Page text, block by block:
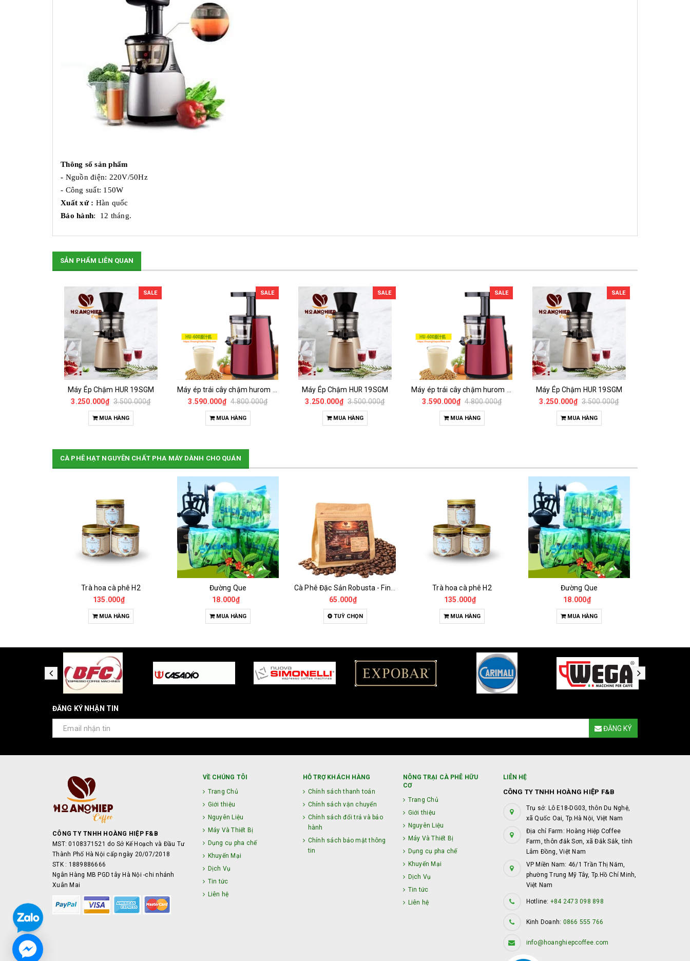
Thông số sản phẩm
- Nguồn điện: 220V/50Hz
- Công suất: 150W
Xuất xứ : Hàn quốc
Bảo hành: 12 tháng.
SẢN PHẨM LIÊN QUAN
SALE
Máy Ép Chậm HUR 19SGM
3.250.000₫ 3.500.000₫
MUA HÀNG
SALE
3.590.000₫ 4.800.000₫
MUA HÀNG
SALE
Máy Ép Chậm HUR 19SGM
3.250.000₫ 3.500.000₫
MUA HÀNG
SALE
3.590.000₫ 4.800.000₫
MUA HÀNG
SALE
Máy Ép Chậm HUR 19SGM
3.250.000₫ 3.500.000₫
MUA HÀNG
CÀ PHÊ HẠT NGUYÊN CHẤT PHA MÁY DÀNH CHO QUÁN
Trà hoa cà phê H2
135.000₫
MUA HÀNG
Đường Que
18.000₫
MUA HÀNG
65.000₫
TUỲ CHỌN
Trà hoa cà phê H2
135.000₫
MUA HÀNG
Đường Que
18.000₫
MUA HÀNG
ĐĂNG KÝ NHẬN TIN
ĐĂNG KÝ
CÔNG TY TNHH HOÀNG HIỆP F&B
MST: 0108371521 do Sở Kế Hoạch và Đầu Tư
Thành Phố Hà Nội cấp ngày 20/07/2018
STK : 1889886666
Ngân Hàng MB PGD tây Hà Nội -chi nhánh
Xuân Mai
VỀ CHÚNG TÔI
Trang Chủ
Giới thiệu
Nguyên Liệu
Máy Và Thiết Bị
Dụng cụ pha chế
Khuyến Mại
Dịch Vụ
Tin tức
Liên hệ
HỖ TRỢ KHÁCH HÀNG
Chính sách thanh toán
Chính sách vận chuyển
Chính sách đổi trả và bảo
hành
Chính sách bảo mật thông
tin
NÔNG TRẠI CÀ PHÊ HỮU
CƠ
Trang Chủ
Giới thiệu
Nguyên Liệu
Máy Và Thiết Bị
Dụng cụ pha chế
Khuyến Mại
Dịch Vụ
Tin tức
Liên hệ
LIÊN HỆ
CÔNG TY TNHH HOÀNG HIỆP F&B
Trụ sở: Lô E18-DG03, thôn Du Nghệ,
xã Quốc Oai, Tp.Hà Nội, Việt Nam
Địa chỉ Farm: Hoàng Hiệp Coffee
Farm, thôn đắk Sơn, xã Đắk Sắk, tỉnh
Lâm Đồng, Việt Nam
VP Miền Nam: 46/1 Trần Thị Năm,
phường Trung Mỹ Tây, Tp.Hồ Chí Minh,
Việt Nam
Hotline: +84 2473 098 898
Kinh Doanh: 0866 555 766
info@hoanghiepcoffee.com